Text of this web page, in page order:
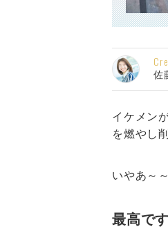
佐
イケメン
を燃やし
いやあ～
最高で